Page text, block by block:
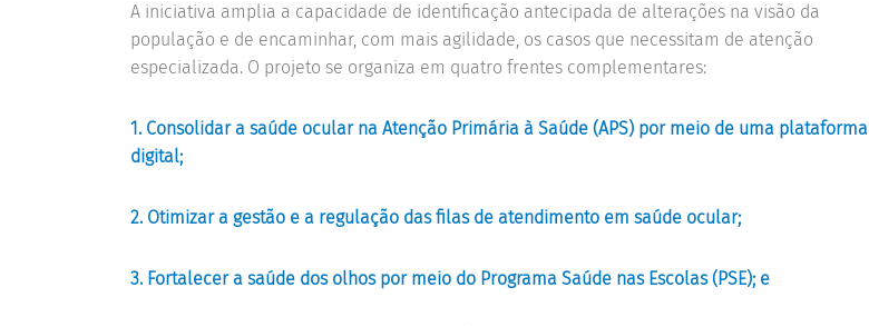
A iniciativa amplia a capacidade de identificação antecipada de alterações na visão da
população e de encaminhar, com mais agilidade, os casos que necessitam de atenção
especializada. O projeto se organiza em quatro frentes complementares:
1. Consolidar a saúde ocular na Atenção Primária à Saúde (APS) por meio de uma plataforma
digital;
2. Otimizar a gestão e a regulação das filas de atendimento em saúde ocular;
3. Fortalecer a saúde dos olhos por meio do Programa Saúde nas Escolas (PSE); e